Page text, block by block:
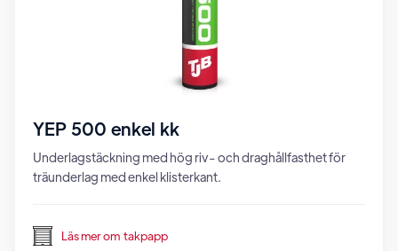
YEP 500 enkel kk
Underlagstäckning med hög riv- och draghållfasthet för
träunderlag med enkel klisterkant.
Läs mer om takpapp